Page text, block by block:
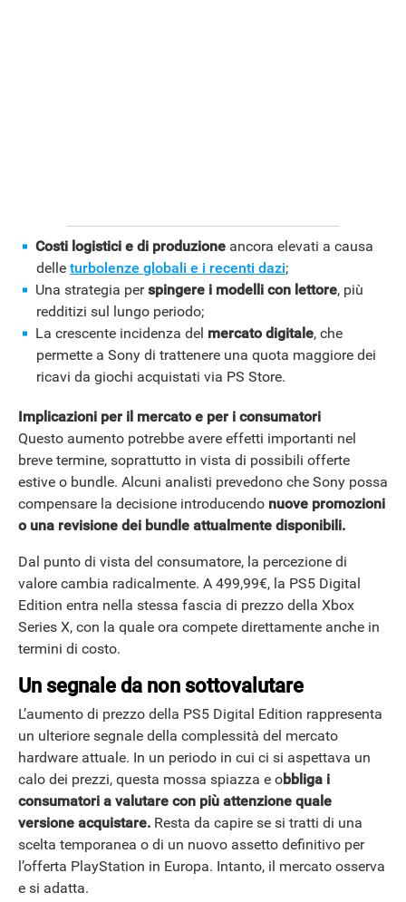
Costi logistici e di produzione ancora elevati a causa
delle turbolenze globali e i recenti dazi;
Una strategia perspingere i modelli con lettore, più
redditizi sul lungo periodo;
La crescente incidenza del mercato digitale, che
permette a Sony di trattenere una quota maggiore dei
ricavi da giochi acquistati via PS Store.
Implicazioni per il mercato e per i consumatori
Questo aumento potrebbe avere effetti importanti nel
breve termine, soprattutto in vista di possibili offerte
estive o bundle. Alcuni analisti prevedono che Sony possa
compensare la decisione introducendo nuove promozioni
o una revisione dei bundle attualmente disponibili.
Dal punto di vista del consumatore, la percezione di
valore cambia radicalmente. A 499,99€, la PS5 Digital
Edition entra nella stessa fascia di prezzo della Xbox
Series X, con la quale ora compete direttamente anche in
termini di costo.
Un segnale da non sottovalutare
L’aumento di prezzo della PS5 Digital Edition rappresenta
un ulteriore segnale della complessità del mercato
hardware attuale. In un periodo in cui ci si aspettava un
calo dei prezzi, questa mossa spiazza e obbliga i
consumatori a valutare con più attenzione quale
versione acquistare. Resta da capire se si tratti di una
scelta temporanea o di un nuovo assetto definitivo per
l’offerta PlayStation in Europa. Intanto, il mercato osserva
e si adatta.